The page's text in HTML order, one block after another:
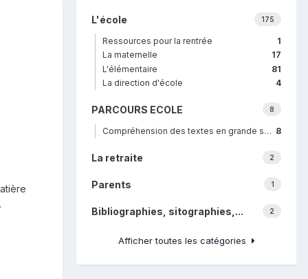
175
L'école
1
Ressources pour la rentrée
17
La maternelle
81
L'élémentaire
4
La direction d'école
8
PARCOURS ECOLE
8
Compréhension des textes en grande section
2
La retraite
1
Parents
2
Bibliographies, sitographies,...
Afficher toutes les catégories